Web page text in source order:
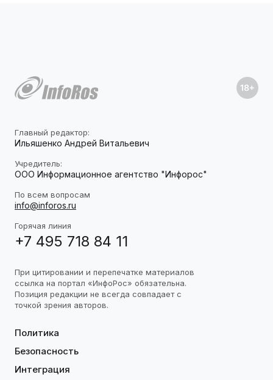
Главный редактор:
Ильяшенко Андрей Витальевич
Учредитель:
ООО Информационное агентство "Инфорос"
По всем вопросам
info@inforos.ru
Горячая линия
+7 495 718 84 11
При цитировании и перепечатке материалов
ссылка на портал «ИнфоРос» обязательна.
Позиция редакции не всегда совпадает с
точкой зрения авторов.
Политика
Безопасность
Интеграция